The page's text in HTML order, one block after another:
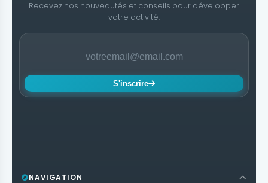
Recevez nos nouveautés et conseils pour développer
votre activité.
S'inscrire
NAVIGATION